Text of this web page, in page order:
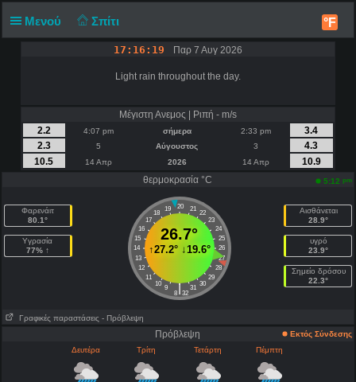
Μενού Σπίτι °F
17:16:19 Παρ 7 Αυγ 2026
Light rain throughout the day.
Μέγιστη Ανεμος | Ριπή - m/s
2.2
4:07 pm σήμερα 2:33 pm
3.4
2.3
5 Αύγουστος 3
4.3
10.5
14 Απρ 2026 14 Απρ
10.9
θερμοκρασία °C
5:12 pm
Φαρενάιτ
80.1°
Υγρασία
77% ↑
20
19 21
18
22
17
23
16
24
15
25
14
26
13
27
12
28
11
29
10
30
9 31
|
8 32
26.7°
↑27.2°↓19.6°
Αισθάνεται
28.9°
υγρό
23.9°
Σημείο δρόσου
22.3°
Γραφικές παραστάσεις - Πρόβλεψη
Πρόβλεψη
Εκτός Σύνδεσης
Δευτέρα
Τρίτη Τετάρτη Πέμπτη